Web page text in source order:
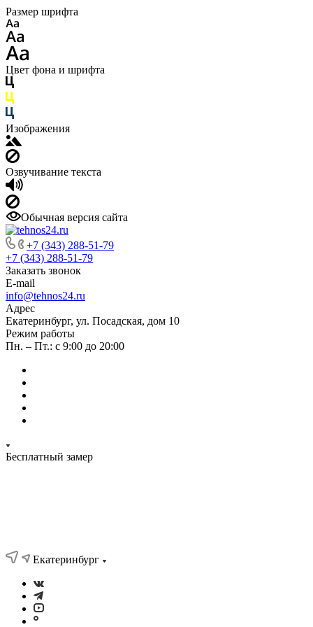
Размер шрифта
Цвет фона и шрифта
Изображения
Озвучивание текста
Обычная версия сайта
+7 (343) 288-51-79
+7 (343) 288-51-79
Заказать звонок
E-mail
info@tehnos24.ru
Адрес
Екатеринбург, ул. Посадская, дом 10
Режим работы
Пн. – Пт.: с 9:00 до 20:00
Бесплатный замер
Екатеринбург